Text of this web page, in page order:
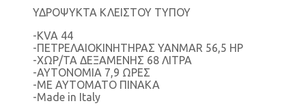
ΥΔΡΟΨΥΚΤΑ ΚΛΕΙΣΤΟΥ ΤΥΠΟΥ
-KVA 44
-ΠΕΤΡΕΛΑΙΟΚΙΝΗΤΗΡΑΣ YANMAR 56,5 HP
-ΧΩΡ/ΤΑ ΔΕΞΑΜΕΝΗΣ 68 ΛΙΤΡΑ
-ΑΥΤΟΝΟΜΙΑ 7,9 ΩΡΕΣ
-ΜΕ ΑΥΤΟΜΑΤΟ ΠΙΝΑΚΑ
-Made in Italy